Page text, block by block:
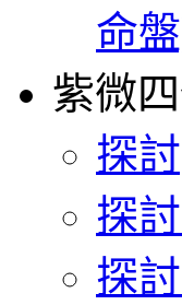
命
紫微
探
探
探